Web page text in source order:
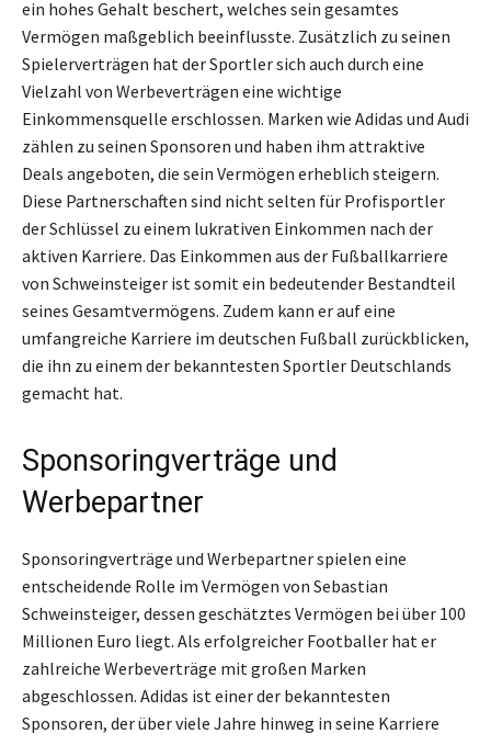
ein hohes Gehalt beschert, welches sein gesamtes
Vermögen maßgeblich beeinflusste. Zusätzlich zu seinen
Spielerverträgen hat der Sportler sich auch durch eine
Vielzahl von Werbeverträgen eine wichtige
Einkommensquelle erschlossen. Marken wie Adidas und Audi
zählen zu seinen Sponsoren und haben ihm attraktive
Deals angeboten, die sein Vermögen erheblich steigern.
Diese Partnerschaften sind nicht selten für Profisportler
der Schlüssel zu einem lukrativen Einkommen nach der
aktiven Karriere. Das Einkommen aus der Fußballkarriere
von Schweinsteiger ist somit ein bedeutender Bestandteil
seines Gesamtvermögens. Zudem kann er auf eine
umfangreiche Karriere im deutschen Fußball zurückblicken,
die ihn zu einem der bekanntesten Sportler Deutschlands
gemacht hat.
Sponsoringverträge und
Werbepartner
Sponsoringverträge und Werbepartner spielen eine
entscheidende Rolle im Vermögen von Sebastian
Schweinsteiger, dessen geschätztes Vermögen bei über 100
Millionen Euro liegt. Als erfolgreicher Footballer hat er
zahlreiche Werbeverträge mit großen Marken
abgeschlossen. Adidas ist einer der bekanntesten
Sponsoren, der über viele Jahre hinweg in seine Karriere